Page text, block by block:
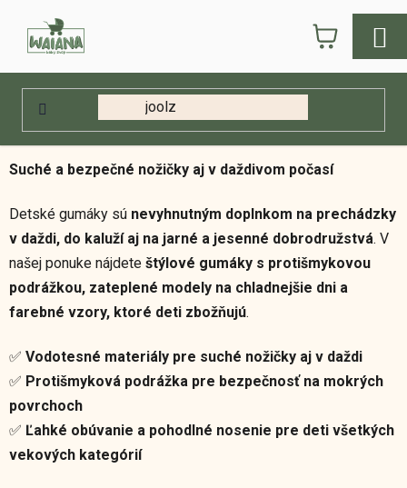
obsah
KOŠÍK
Gumáky
Suché a bezpečné nožičky aj v daždivom počasí
Detské gumáky sú nevyhnutným doplnkom na prechádzky
v daždi, do kaluží aj na jarné a jesenné dobrodružstvá. V
našej ponuke nájdete štýlové gumáky s protišmykovou
podrážkou, zateplené modely na chladnejšie dni a
farebné vzory, ktoré deti zbožňujú.
✅ Vodotesné materiály pre suché nožičky aj v daždi
✅ Protišmyková podrážka pre bezpečnosť na mokrých
povrchoch
✅ Ľahké obúvanie a pohodlné nosenie pre deti všetkých
vekových kategórií